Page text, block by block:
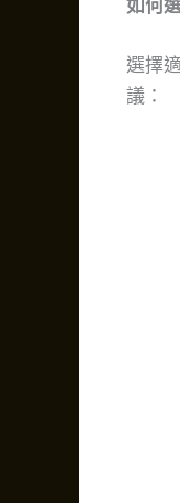
如何
選擇
議：